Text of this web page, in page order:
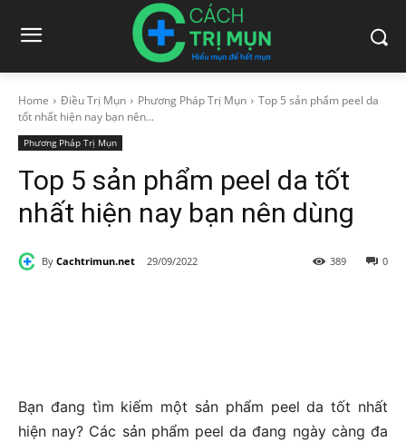
Home Điều Trị Mụn Phương Pháp Trị Mụn
Top 5 sản phẩm peel da
tốt nhất hiện nay bạn nên...
Phương Pháp Trị Mụn
Top 5 sản phẩm peel da tốt
nhất hiện nay bạn nên dùng
By Cachtrimun.net 29/09/2022 0
389
Bạn đang tìm kiếm một sản phẩm peel da tốt nhất
hiện nay? Các sản phẩm peel da đang ngày càng đa